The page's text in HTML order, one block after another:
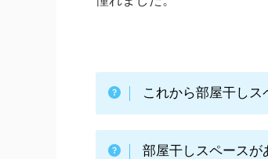
これから部屋干しス
部屋干しスペースが